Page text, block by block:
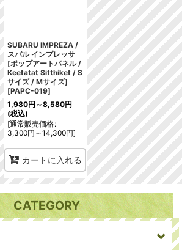
SUBARU IMPREZA /
スバル インプレッサ
[ポップアートパネル /
Keetatat Sitthiket / S
サイズ / Mサイズ]
[PAPC-019]
1,980円 ～8,580円
(税込)
[通常販売価格:
3,300円 ～14,300円]
カートに入れる
CATEGORY